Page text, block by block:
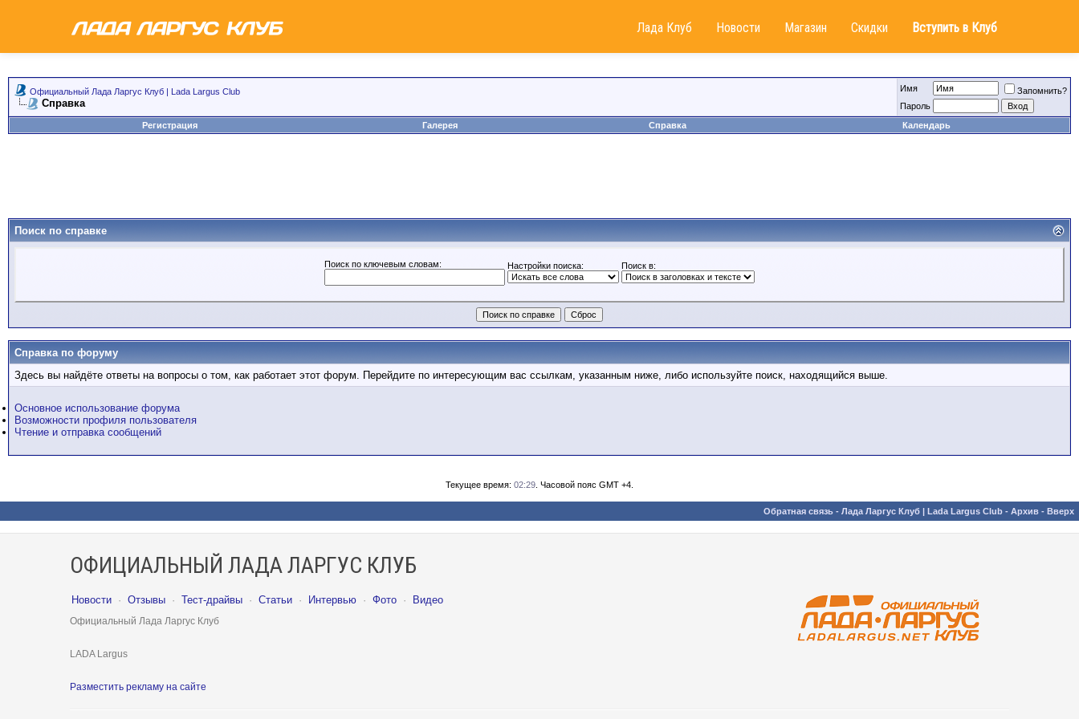
Лада Клуб Новости Магазин Скидки Вступить в Клуб
Официальный Лада Ларгус Клуб | Lada Largus Club
Справка
Имя
Запомнить?
Пароль
Регистрация
Галерея Справка Календарь
Поиск по справке
Поиск по ключевым словам: Настройки поиска: Поиск в:
Справка по форуму
Здесь вы найдёте ответы на вопросы о том, как работает этот форум. Перейдите по интересующим вас ссылкам, указанным ниже, либо используйте поиск, находящийся выше.
Основное использование форума
Возможности профиля пользователя
Чтение и отправка сообщений
Текущее время: 02:29 . Часовой пояс GMT +4.
Обратная связь - Лада Ларгус Клуб | Lada Largus Club - Архив - Вверх
ОФИЦИАЛЬНЫЙ ЛАДА ЛАРГУС КЛУБ
Новости · Отзывы · Тест-драйвы · Статьи · Интервью · Фото · Видео
Официальный Лада Ларгус Клуб
LADA Largus
Разместить рекламу на сайте